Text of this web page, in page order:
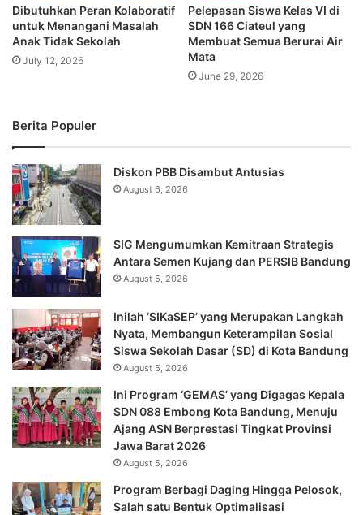
Dibutuhkan Peran Kolaboratif
untuk Menangani Masalah
Anak Tidak Sekolah
July 12, 2026
Pelepasan Siswa Kelas VI di
SDN 166 Ciateul yang
Membuat Semua Berurai Air
Mata
June 29, 2026
Berita Populer
Diskon PBB Disambut Antusias
August 6, 2026
SIG Mengumumkan Kemitraan Strategis
Antara Semen Kujang dan PERSIB Bandung
August 5, 2026
Inilah ‘SIKaSEP’ yang Merupakan Langkah
Nyata, Membangun Keterampilan Sosial
Siswa Sekolah Dasar (SD) di Kota Bandung
August 5, 2026
Ini Program ‘GEMAS’ yang Digagas Kepala
SDN 088 Embong Kota Bandung, Menuju
Ajang ASN Berprestasi Tingkat Provinsi
Jawa Barat 2026
August 5, 2026
Program Berbagi Daging Hingga Pelosok,
Salah satu Bentuk Optimalisasi